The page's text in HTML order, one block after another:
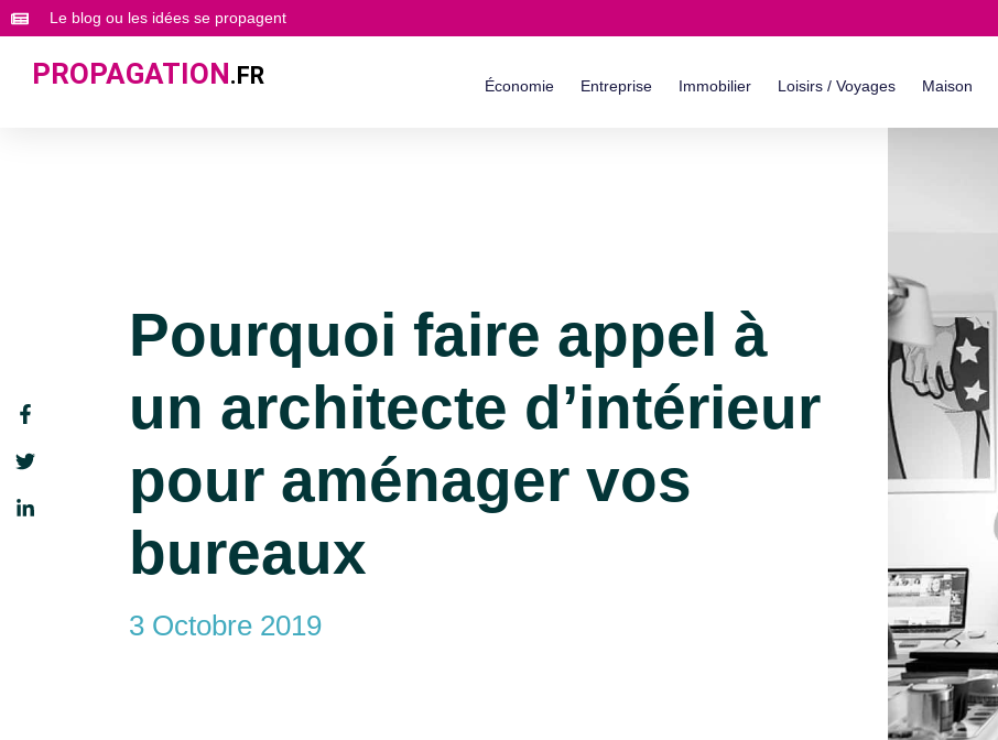
Le blog ou les idées se propagent
PROPAGATION.FR Économie Entreprise Immobilier Loisirs / Voyages Maison
Pourquoi faire appel à
un architecte d’intérieur
pour aménager vos
bureaux
3 Octobre 2019